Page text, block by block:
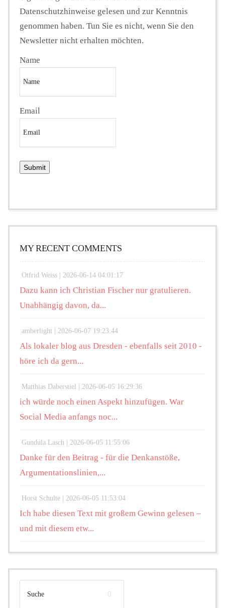
Datenschutzhinweise gelesen und zur Kenntnis
genommen haben. Tun Sie es nicht, wenn Sie den
Newsletter nicht erhalten möchten.
Name
Email
MY RECENT COMMENTS
Otfrid Weiss | 2026-06-14 04:01:17
Dazu kann ich Christian Fischer nur gratulieren.
Unabhängig davon, da...
amberlight | 2026-06-07 19:23:44
Als lokaler blog aus Dresden - ebenfalls seit 2010 -
höre ich da gern...
Matthias Daberstiel | 2026-06-05 16:29:36
ich würde noch einen Aspekt hinzufügen. War
Social Media anfangs noc...
Gundula Lasch | 2026-06-05 11:55:06
Danke für den Beitrag - für die Denkanstöße,
Argumentationslinien,...
Horst Schulte | 2026-06-05 11:53:04
Ich habe diesen Text mit großem Gewinn gelesen –
und mit diesem etw...